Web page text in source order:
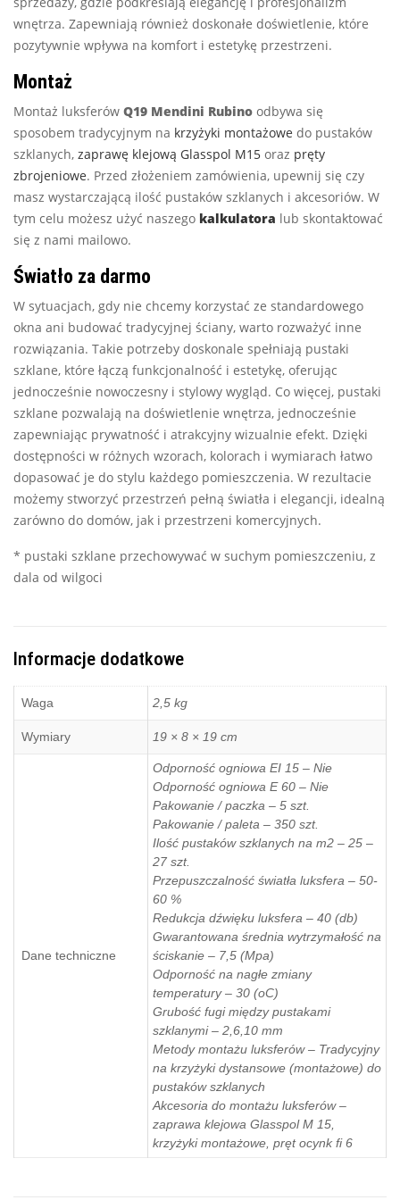
wnętrza. Zapewniają również doskonałe doświetlenie, które
pozytywnie wpływa na komfort i estetykę przestrzeni.
Montaż
Montaż luksferów Q19 Mendini Rubino odbywa się
sposobem tradycyjnym na krzyżyki montażowe do pustaków
szklanych, zaprawę klejową Glasspol M15 oraz pręty
zbrojeniowe. Przed złożeniem zamówienia, upewnij się czy
masz wystarczającą ilość pustaków szklanych i akcesoriów. W
tym celu możesz użyć naszego kalkulatora lub skontaktować
się z nami mailowo.
Światło za darmo
W sytuacjach, gdy nie chcemy korzystać ze standardowego
okna ani budować tradycyjnej ściany, warto rozważyć inne
rozwiązania. Takie potrzeby doskonale spełniają pustaki
szklane, które łączą funkcjonalność i estetykę, oferując
jednocześnie nowoczesny i stylowy wygląd. Co więcej, pustaki
szklane pozwalają na doświetlenie wnętrza, jednocześnie
zapewniając prywatność i atrakcyjny wizualnie efekt. Dzięki
dostępności w różnych wzorach, kolorach i wymiarach łatwo
dopasować je do stylu każdego pomieszczenia. W rezultacie
możemy stworzyć przestrzeń pełną światła i elegancji, idealną
zarówno do domów, jak i przestrzeni komercyjnych.
* pustaki szklane przechowywać w suchym pomieszczeniu, z
dala od wilgoci
Informacje dodatkowe
Waga 2,5 kg
Wymiary 19 × 8 × 19 cm
Dane techniczne
Odporność ogniowa EI 15 – Nie
Odporność ogniowa E 60 – Nie
Pakowanie / paczka – 5 szt.
Pakowanie / paleta – 350 szt.
Ilość pustaków szklanych na m2 – 25 –
27 szt.
Przepuszczalność światła luksfera – 50-
60 %
Redukcja dźwięku luksfera – 40 (db)
Gwarantowana średnia wytrzymałość na
ściskanie – 7,5 (Mpa)
Odporność na nagłe zmiany
temperatury – 30 (oC)
Grubość fugi między pustakami
szklanymi – 2,6,10 mm
Metody montażu luksferów – Tradycyjny
na krzyżyki dystansowe (montażowe) do
pustaków szklanych
Akcesoria do montażu luksferów –
zaprawa klejowa Glasspol M 15,
krzyżyki montażowe, pręt ocynk fi 6